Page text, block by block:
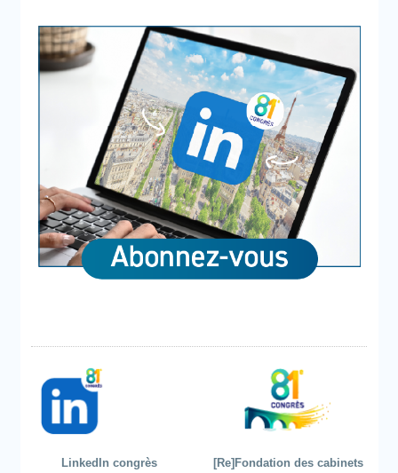
LinkedIn congrès [Re]Fondation des cabinets